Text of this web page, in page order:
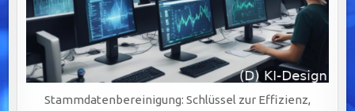
Stammdatenbereinigung: Schlüssel zur Effizienz,